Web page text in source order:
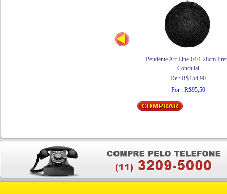
Pendente Art Line 04/1 28cm
Condulai
De : R$154,90
Por : R$95,50